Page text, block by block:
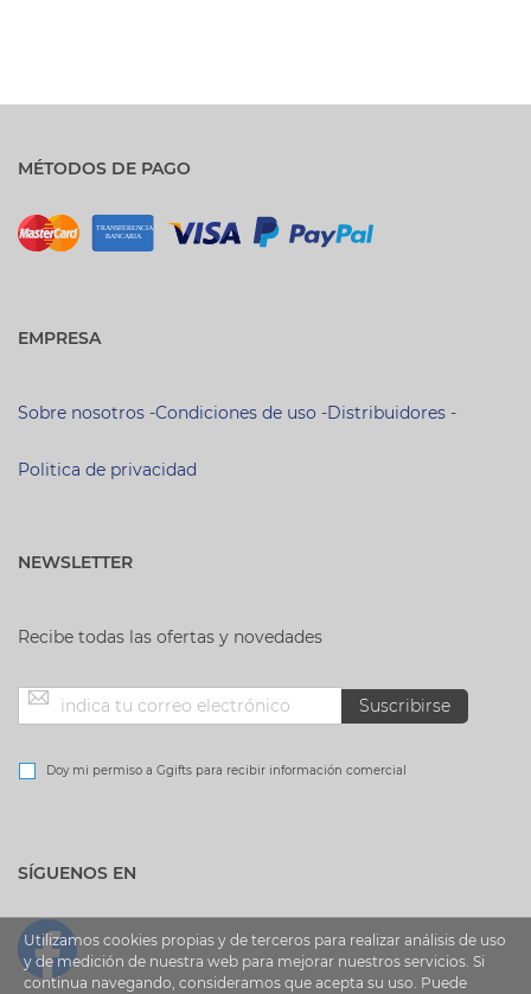
MÉTODOS DE PAGO
EMPRESA
Sobre nosotros -Condiciones de uso -Distribuidores -
Politica de privacidad
NEWSLETTER
Recibe todas las ofertas y novedades
Inscríbase
a
boletín
de
noticias:
Suscribirse
Doy mi permiso a Ggifts para recibir información comercial
SÍGUENOS EN
Utilizamos cookies propias y de terceros para realizar análisis de uso
y de medición de nuestra web para mejorar nuestros servicios. Si
continua navegando, consideramos que acepta su uso. Puede